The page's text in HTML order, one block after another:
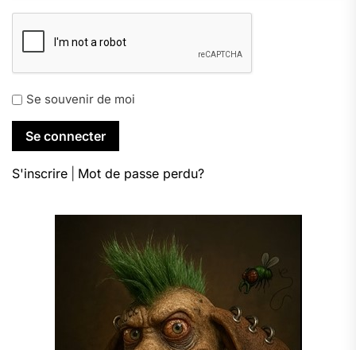
Se souvenir de moi
S'inscrire Mot de passe perdu?